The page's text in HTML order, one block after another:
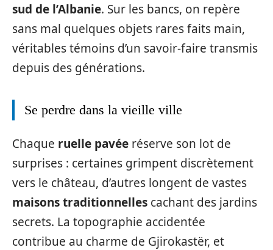
sud de l’Albanie. Sur les bancs, on repère
sans mal quelques objets rares faits main,
véritables témoins d’un savoir-faire transmis
depuis des générations.
Se perdre dans la vieille ville
Chaque ruelle pavée réserve son lot de
surprises : certaines grimpent discrètement
vers le château, d’autres longent de vastes
maisons traditionnelles cachant des jardins
secrets. La topographie accidentée
contribue au charme de Gjirokastër, et